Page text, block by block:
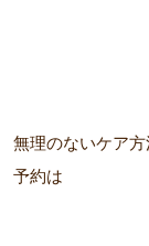
無理のないケア
予約は